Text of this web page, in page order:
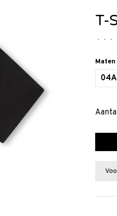
T-
• • •
Maten
04A